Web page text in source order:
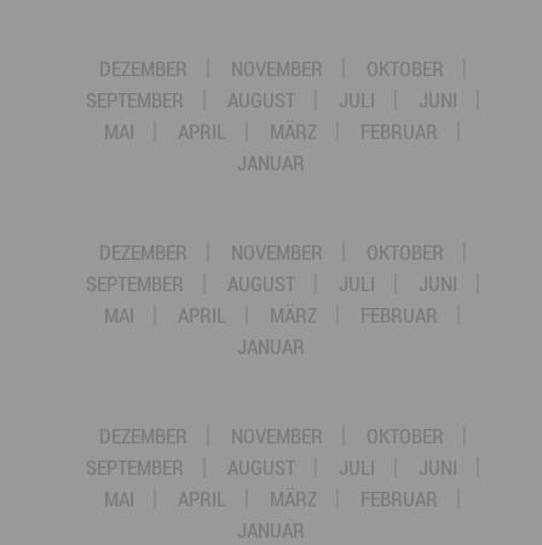
DEZEMBER NOVEMBER
OKTOBER
SEPTEMBER
AUGUST JULI
JUNI
MAI
APRIL MÄRZ
FEBRUAR
JANUAR
DEZEMBER NOVEMBER
OKTOBER
SEPTEMBER
AUGUST JULI
JUNI
MAI
APRIL MÄRZ
FEBRUAR
JANUAR
DEZEMBER NOVEMBER
OKTOBER
SEPTEMBER
AUGUST JULI
JUNI
MAI
APRIL MÄRZ
FEBRUAR
JANUAR